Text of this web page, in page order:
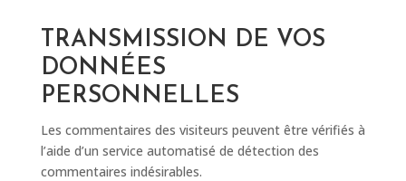
TRANSMISSION DE VOS
DONNÉES
PERSONNELLES
Les commentaires des visiteurs peuvent être vérifiés à
l’aide d’un service automatisé de détection des
commentaires indésirables.